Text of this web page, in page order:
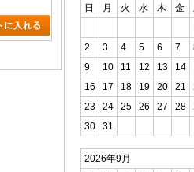
日
月 火 水 木 金
2
3 4 5 6 7
9
10 11 12 13 14
16
17 18 19 20 21
23
24 25 26 27 28
30
31
2026年9月